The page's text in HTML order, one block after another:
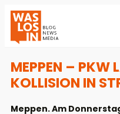
MEPPEN – PKW
KOLLISION IN
Meppen. Am